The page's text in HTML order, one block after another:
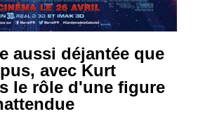
aussi déjantée que
avec Kurt
le rôle d'une figure